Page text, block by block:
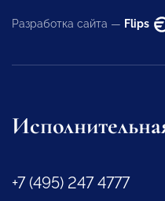
Разработка сайта — Flips
+7 (495) 247 4777